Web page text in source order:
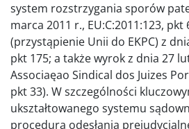
system rozstrzygania sporów
marca 2011 r., EU:C:2011:123,
(przystąpienie Unii do EKPC) z
pkt 175; a także wyrok z dnia 27
Associaęao Sindical dos Juizes
pkt 33). W szczególności
ukształtowanego systemu
procedura odesłania